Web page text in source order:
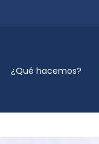
¿Qué hacemos?